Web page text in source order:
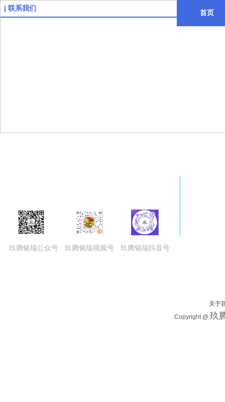
首页
联系我们
玖腾铭瑞公众号 玖腾铭瑞视频号 玖腾铭瑞抖音号
关于
Copyright @ 玖